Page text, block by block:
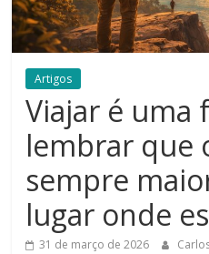
Artigos
Viajar é uma
lembrar que
sempre
lugar onde
31 de março de 2026